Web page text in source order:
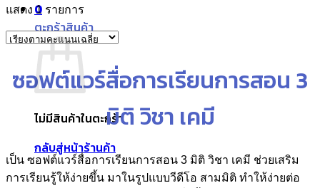
0
ตะกร้าสินค้า
ไม่มีสินค้าในตะกร้า
กลับสู่หน้าร้านค้า
แสดง 1 รายการ
ซอฟต์แวร์สื่อการเรียนการสอน 3
มิติ วิชา เคมี
เป็น ซอฟต์แวร์สื่อการเรียนการสอน 3 มิติ วิชา เคมี ช่วยเสริม
การเรียนรู้ให้ง่ายขึ้น มาในรูปแบบวีดีโอ สามมิติ ทำให้ง่ายต่อ